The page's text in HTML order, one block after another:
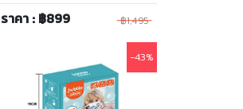
ราคา : ฿899 ฿1,495
-43%